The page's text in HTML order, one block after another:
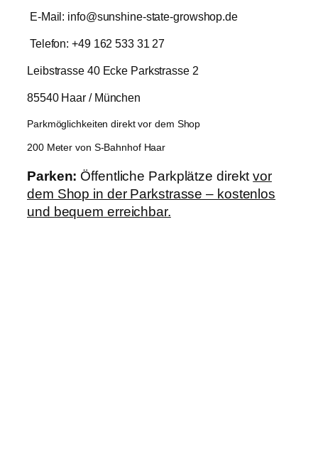
E-Mail: info@sunshine-state-growshop.de
Telefon: +49 162 533 31 27
Leibstrasse 40 Ecke Parkstrasse 2
85540 Haar / München
Parkmöglichkeiten direkt vor dem Shop
200 Meter von S-Bahnhof Haar
Parken: Öffentliche Parkplätze direktvor
dem Shop in der Parkstrasse – kostenlos
und bequem erreichbar.